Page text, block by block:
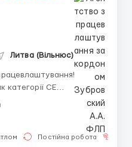
Литва (Вільнюс)
категорії СЕ
міжнародна
Західній Європі (DE,
DAF, Volvo та
Постійна робота